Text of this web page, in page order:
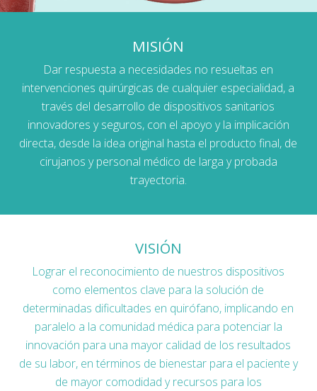
MISIÓN
Dar respuesta a necesidades no resueltas en
intervenciones quirúrgicas de cualquier especialidad, a
través del desarrollo de dispositivos sanitarios
innovadores y seguros, con el apoyo y la implicación
directa, desde la idea original hasta el producto final, de
cirujanos y personal médico de larga y probada
trayectoria.
VISIÓN
Lograr el reconocimiento de nuestros dispositivos
como elementos clave para la solución de
determinadas dificultades en quirófano, implicando en
paralelo a la comunidad médica para potenciar la
innovación para una mayor calidad de los resultados
de su labor, en términos de bienestar para el paciente y
de mayor comodidad y recursos para los